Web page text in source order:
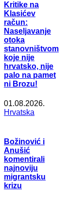
Kritike na
Klasićev
račun:
Naseljavanje
otoka
stanovništvom
koje nije
hrvatsko, nije
palo na pamet
ni Brozu!
01.08.2026.
Hrvatska
Božinović i
Anušić
komentirali
najnoviju
migrantsku
krizu